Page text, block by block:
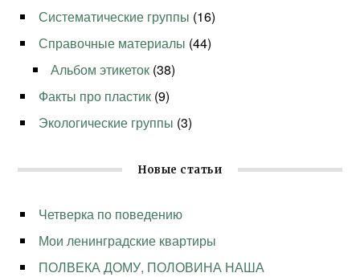
Систематические группы (16)
Справочные материалы (44)
Альбом этикеток (38)
Факты про пластик (9)
Экологические группы (3)
Новые статьи
Четверка по поведению
Мои ленинградские квартиры
ПОЛВЕКА ДОМУ, ПОЛОВИНА НАША